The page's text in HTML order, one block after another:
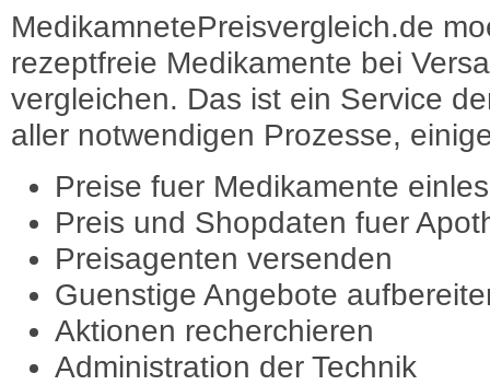
MedikamnetePreisvergleich.de
rezeptfreie Medikamente bei
vergleichen. Das ist ein Service
aller notwendigen Prozesse,
Preise fuer Medikamente
Preis und Shopdaten fuer
Preisagenten versenden
Guenstige Angebote
Aktionen recherchieren
Administration der Technik